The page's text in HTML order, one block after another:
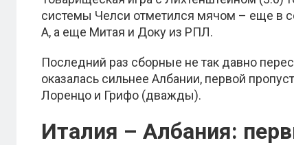
системы Челси отметился мячом – еще в
А, а еще Митая и Доку из РПЛ.
Последний раз сборные не так давно
оказалась сильнее Албании, первой
Лоренцо и Грифо (дважды).
Италия – Албания: